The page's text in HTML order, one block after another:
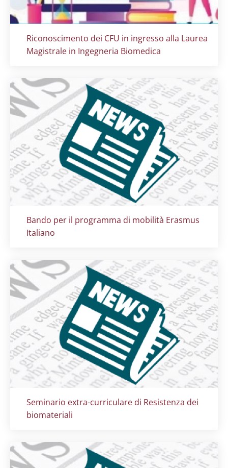
Titolo card:
Riconoscimento dei CFU in ingresso alla Laurea
Magistrale in Ingegneria Biomedica
Titolo card :
Bando per il programma di mobilità Erasmus
Italiano
Titolo card:
Seminario extra-curriculare di Resistenza dei
biomateriali